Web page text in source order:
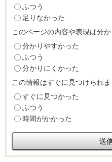
ふつう
足りなかった
このページの内容や表現は分
分かりやすかった
ふつう
分かりにくかった
この情報はすぐに見つけられま
すぐに見つかった
ふつう
時間がかかった